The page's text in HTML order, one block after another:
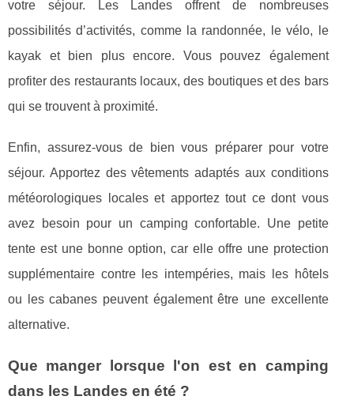
votre séjour. Les Landes offrent de nombreuses
possibilités d’activités, comme la randonnée, le vélo, le
kayak et bien plus encore. Vous pouvez également
profiter des restaurants locaux, des boutiques et des bars
qui se trouvent à proximité.
Enfin, assurez-vous de bien vous préparer pour votre
séjour. Apportez des vêtements adaptés aux conditions
météorologiques locales et apportez tout ce dont vous
avez besoin pour un camping confortable. Une petite
tente est une bonne option, car elle offre une protection
supplémentaire contre les intempéries, mais les hôtels
ou les cabanes peuvent également être une excellente
alternative.
Que manger lorsque l'on est en camping
dans les Landes en été ?